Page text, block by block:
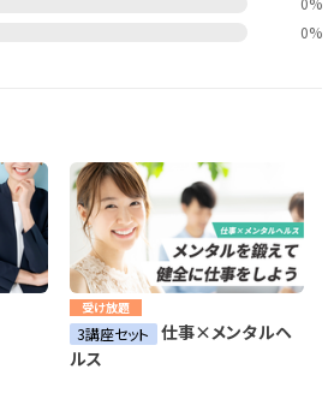
0%
受け放題
3講座セット 仕事×メンタルヘ
ルス